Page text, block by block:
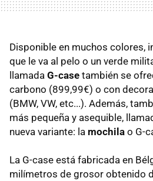
Disponible en muchos colores,
que le va al pelo o un verde
llamada G-case también se
carbono (899,99€) o con
(BMW, VW, etc...). Además,
más pequeña y asequible,
nueva variante: la mochila o G-
La G-case está fabricada en
milímetros de grosor obtenido